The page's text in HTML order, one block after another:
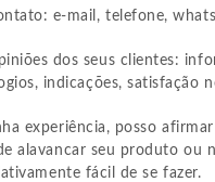
e-mail, telefone,
dos seus clientes:
indicações, satisfação
experiência, posso
alavancar seu produto ou
fácil de se fazer.